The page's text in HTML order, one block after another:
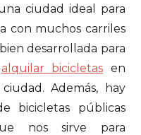
ciudad ideal para
con muchos carriles
desarrollada para
alquilar bicicletas en
Además, hay
bicicletas públicas
nos sirve para